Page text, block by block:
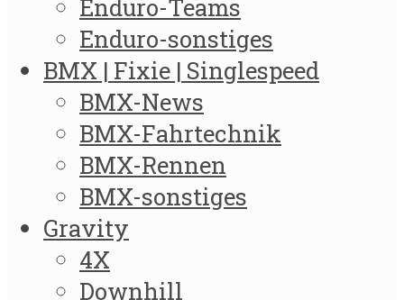
Enduro-Teams
Enduro-sonstiges
BMX | Fixie | Singlespeed
BMX-News
BMX-Fahrtechnik
BMX-Rennen
BMX-sonstiges
Gravity
4X
Downhill